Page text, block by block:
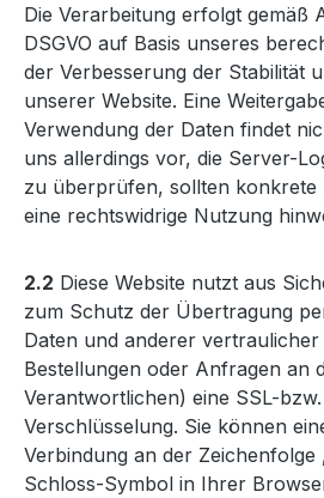
Die Verarbeitung erfolgt gemäß
DSGVO auf Basis unseres
der Verbesserung der Stabilität
unserer Website. Eine
Verwendung der Daten findet
uns allerdings vor, die Server-
zu überprüfen, sollten konkrete
eine rechtswidrige Nutzung
2.2 Diese Website nutzt aus
zum Schutz der Übertragung
Daten und anderer vertraulicher
Bestellungen oder Anfragen an
Verantwortlichen) eine SSL-
Verschlüsselung. Sie können
Verbindung an der Zeichenfolge
Schloss-Symbol in Ihrer